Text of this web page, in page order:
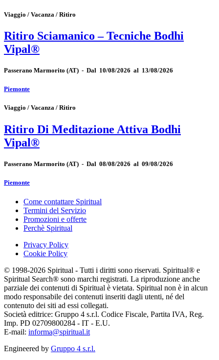
Viaggio / Vacanza / Ritiro
Ritiro Sciamanico – Tecniche Bodhi
Vipal®
Passerano Marmorito (AT) - Dal 10/08/2026 al 13/08/2026
Piemonte
Viaggio / Vacanza / Ritiro
Ritiro Di Meditazione Attiva Bodhi
Vipal®
Passerano Marmorito (AT) - Dal 08/08/2026 al 09/08/2026
Piemonte
Come contattare Spiritual
Termini del Servizio
Promozioni e offerte
Perchè Spiritual
Privacy Policy
Cookie Policy
© 1998-2026 Spiritual - Tutti i diritti sono riservati. Spiritual® e
Spiritual Search® sono marchi registrati. La riproduzione anche
parziale dei contenuti di Spiritual è vietata. Spiritual non è in alcun
modo responsabile dei contenuti inseriti dagli utenti, né del
contenuto dei siti ad essi collegati.
Società editrice: Gruppo 4 s.r.l. Codice Fiscale, Partita IVA, Reg.
Imp. PD 02709800284 - IT - E.U.
E-mail: informa@spiritual.it
Engineered by Gruppo 4 s.r.l.